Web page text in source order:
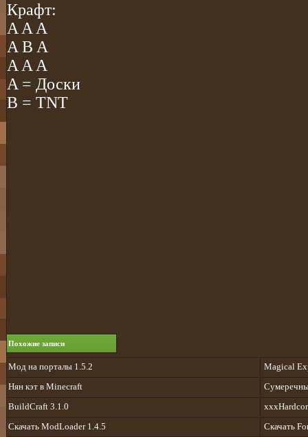
Крафт:
A A A
A B A
A A A
A = Доски
B = TNT
Похожие записи
Мод на порталы 1.5.2
Magical
Нян кэт в Minecraft
BuildCraft 3.1.0
Скачать ModLoader 1.4.5
Скачать